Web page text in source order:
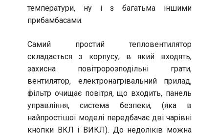
температури, ну і з багатьма іншими
прибамбасами.
Самий простий тепловентилятор
складається з корпусу, в який входять,
захисна повітророзподільні грати,
вентилятор, електронагрівальний прилад,
фільтр очищає повітря, що входить, панель
управління, система безпеки, (яка в
найпростішої моделі передбачає дві чарівні
кнопки ВКЛ і ВИКЛ). До недоліків можна